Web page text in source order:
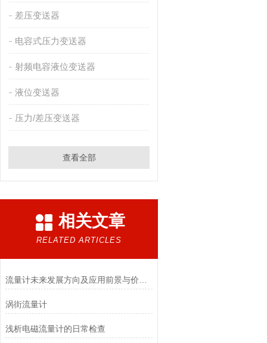
差压变送器
电容式压力变送器
射频电容液位变送器
液位变送器
压力/差压变送器
查看全部
相关文章
RELATED ARTICLES
涡街流量计
浅析电磁流量计的日常检查